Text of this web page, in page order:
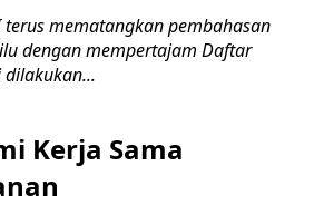
terus mematangkan pembahasan
dengan mempertajam Daftar
Kerja Sama